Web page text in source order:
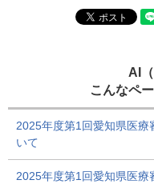
AI
こんなペ
2025年度第1回愛知県医療
いて
2025年度第1回愛知県医療